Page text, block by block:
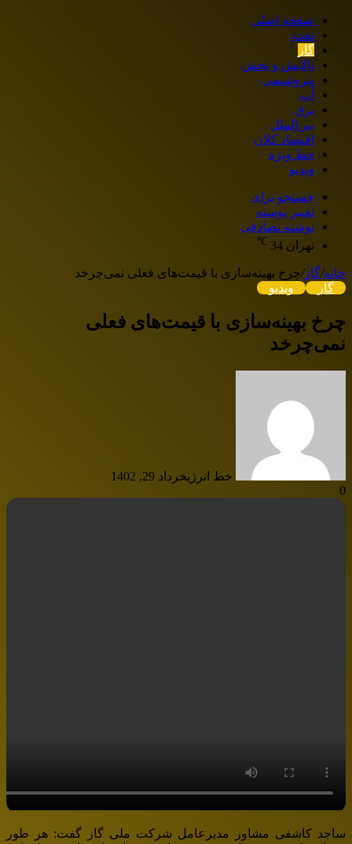
صفحه اصلی
نفت
گاز
پالایش و پخش
پتروشیمی
آب
برق
بین‌الملل
اقتصاد کلان
خط ویژه
ویدیو
جستجو برای
تغییر پوسته
نوشته تصادفی
تهران 34
℃
خانه/گاز/چرخ بهینه‌سازی با قیمت‌های فعلی نمی‌چرخد
گاز
ویدیو
چرخ بهینه‌سازی با قیمت‌های فعلی
نمی‌چرخد
خط انرژیخرداد 29, 1402
0
ساجد کاشفی مشاور مدیرعامل شرکت ملی گاز گفت: هر طور